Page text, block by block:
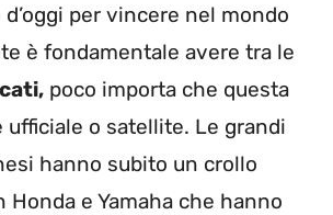
per vincere nel mondo
è fondamentale avere tra le
poco importa che questa
ufficiale o satellite. Le grandi
hanno subito un crollo
Honda e Yamaha che hanno